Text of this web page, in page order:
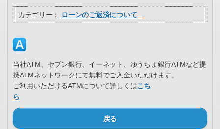
カテゴリー： ローンのご返済について
当社ATM、セブン銀行、イーネット、ゆうちょ銀行ATMなど提
携ATMネットワークにて無料でご入金いただけます。
ご利用いただけるATMについて詳しくはこち
ら
戻る